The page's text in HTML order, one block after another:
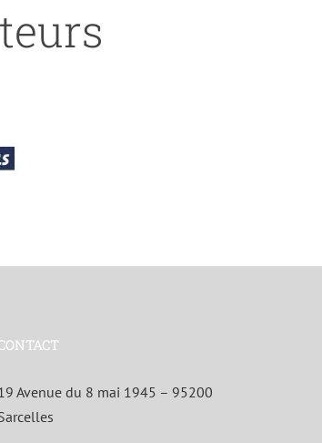
Avenue du 8 mai 1945 – 95200